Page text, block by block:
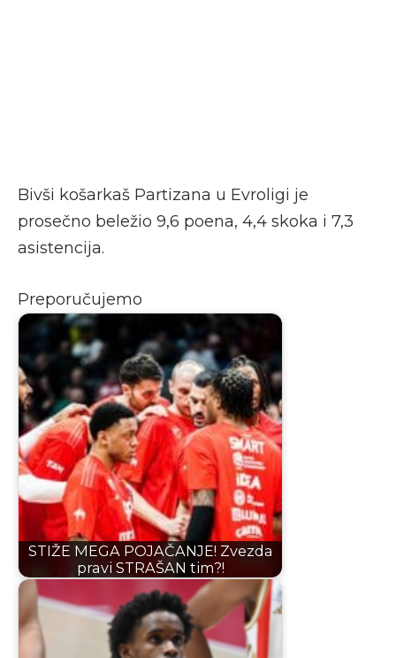
Bivši košarkaš Partizana u Evroligi je
prosečno beležio 9,6 poena, 4,4 skoka i 7,3
asistencija.
Preporučujemo
STIŽE MEGA POJAČANJE! Zvezda
pravi STRAŠAN tim?!